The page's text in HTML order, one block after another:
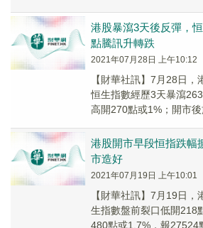
港股暴瀉3天後反彈，
點騰訊升轉跌
2021年07月28日 上午10:12
【財華社訊】7月28日，
恒生指數經歷3天暴瀉
高開270點或1%；開市後
港股開市早段恒指跌幅
市造好
2021年07月19日 上午10:01
【財華社訊】7月19日
生指數盤前裂口低開218
480點或1.7%，報27524